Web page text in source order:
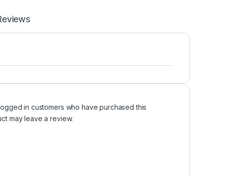
in customers who have purchased this
may leave a review.